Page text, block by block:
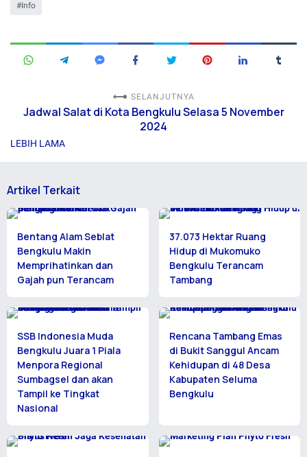
Info
SELANJUTNYA
Jadwal Salat di Kota Bengkulu Selasa 5 November
2024
LEBIH LAMA
Artikel Terkait
Bentang Alam Seblat
Bengkulu Makin
Memprihatinkan dan
Gajah pun Terancam
37.073 Hektar Ruang
Hidup di Mukomuko
Bengkulu Terancam
Tambang
SSB Indonesia Muda
Bengkulu Juara 1 Piala
Menpora Regional
Sumbagsel dan akan
Tampil ke Tingkat
Nasional
Rencana Tambang Emas
di Bukit Sanggul Ancam
Kehidupan di 48 Desa
Kabupaten Seluma
Bengkulu